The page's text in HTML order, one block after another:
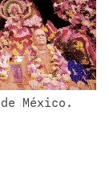
México.